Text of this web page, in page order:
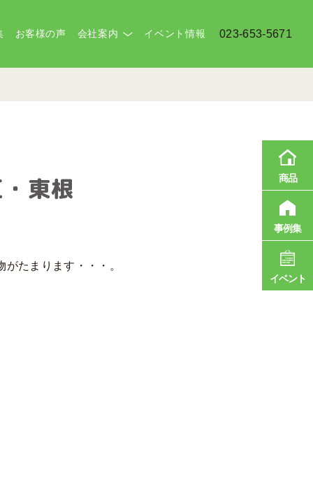
お客様の声 会社案内 イベント情報 023-653-5671
東根
たまります・・・。
商品
事例集
イベント